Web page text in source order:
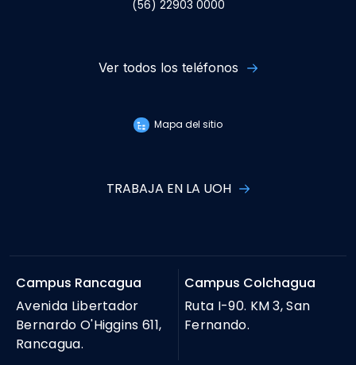
(56) 22903 0000
Ver todos los teléfonos
Mapa del sitio
TRABAJA EN LA UOH
Campus Rancagua
Avenida Libertador
Bernardo O'Higgins 611,
Rancagua.
Campus Colchagua
Ruta I-90. KM 3, San
Fernando.